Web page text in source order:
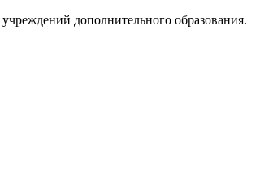
дополнительного образования.